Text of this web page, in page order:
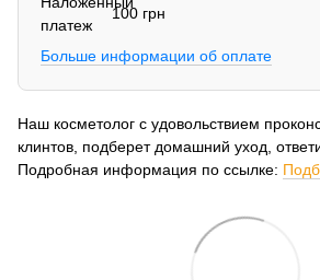
100 грн
Больше информации об оплате
Наш косметолог с удовольствием
клинтов, подберет домашний уход,
Подробная информация по ссылке: